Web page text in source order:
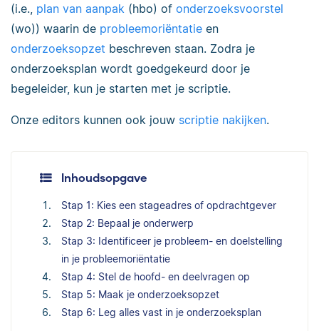
(i.e., plan van aanpak (hbo) of onderzoeksvoorstel
(wo)) waarin de probleemoriëntatie en
onderzoeksopzet beschreven staan. Zodra je
onderzoeksplan wordt goedgekeurd door je
begeleider, kun je starten met je scriptie.
Onze editors kunnen ook jouw scriptie nakijken.
Inhoudsopgave
Stap 1: Kies een stageadres of opdrachtgever
Stap 2: Bepaal je onderwerp
Stap 3: Identificeer je probleem- en doelstelling
in je probleemoriëntatie
Stap 4: Stel de hoofd- en deelvragen op
Stap 5: Maak je onderzoeksopzet
Stap 6: Leg alles vast in je onderzoeksplan